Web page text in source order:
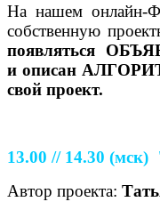
На нашем онлайн-
собственную
появляться
иописан
свой проект.
13.00 // 14.30 (мск)
Автор проекта: